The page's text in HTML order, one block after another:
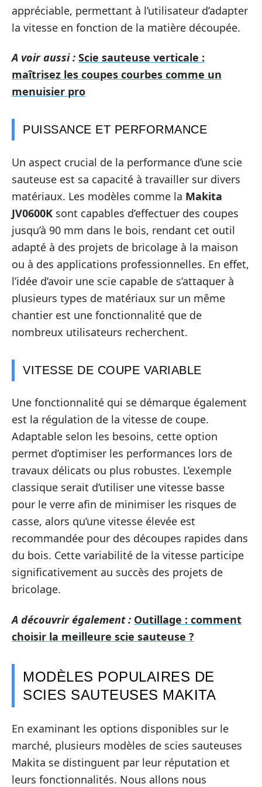
appréciable, permettant à l’utilisateur d’adapter
la vitesse en fonction de la matière découpée.
A voir aussi : Scie sauteuse verticale :
maîtrisez les coupes courbes comme un
menuisier pro
PUISSANCE ET PERFORMANCE
Un aspect crucial de la performance d’une scie
sauteuse est sa capacité à travailler sur divers
matériaux. Les modèles comme la Makita
JV0600K sont capables d’effectuer des coupes
jusqu’à 90 mm dans le bois, rendant cet outil
adapté à des projets de bricolage à la maison
ou à des applications professionnelles. En effet,
l’idée d’avoir une scie capable de s’attaquer à
plusieurs types de matériaux sur un même
chantier est une fonctionnalité que de
nombreux utilisateurs recherchent.
VITESSE DE COUPE VARIABLE
Une fonctionnalité qui se démarque également
est la régulation de la vitesse de coupe.
Adaptable selon les besoins, cette option
permet d’optimiser les performances lors de
travaux délicats ou plus robustes. L’exemple
classique serait d’utiliser une vitesse basse
pour le verre afin de minimiser les risques de
casse, alors qu’une vitesse élevée est
recommandée pour des découpes rapides dans
du bois. Cette variabilité de la vitesse participe
significativement au succès des projets de
bricolage.
A découvrir également : Outillage : comment
choisir la meilleure scie sauteuse ?
MODÈLES POPULAIRES DE
SCIES SAUTEUSES MAKITA
En examinant les options disponibles sur le
marché, plusieurs modèles de scies sauteuses
Makita se distinguent par leur réputation et
leurs fonctionnalités. Nous allons nous